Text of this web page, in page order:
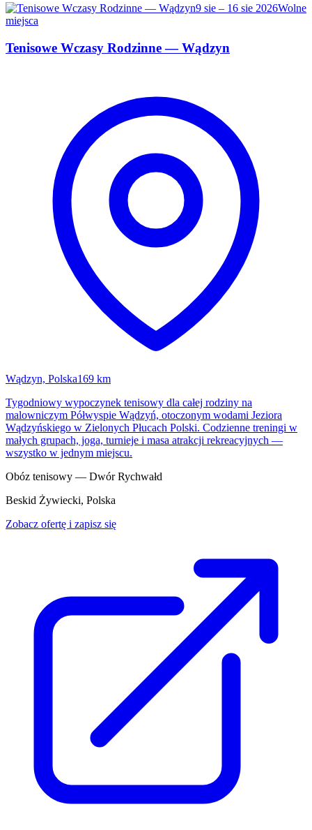
9 sie – 16 sie 2026Wolne
miejsca
Tenisowe Wczasy Rodzinne — Wądzyn
Wądzyn, Polska169 km
Tygodniowy wypoczynek tenisowy dla całej rodziny na
malowniczym Półwyspie Wądzyń, otoczonym wodami Jeziora
Wądzyńskiego w Zielonych Płucach Polski. Codzienne treningi w
małych grupach, joga, turnieje i masa atrakcji rekreacyjnych —
wszystko w jednym miejscu.
Obóz tenisowy — Dwór Rychwałd
Beskid Żywiecki, Polska
Zobacz ofertę i zapisz się